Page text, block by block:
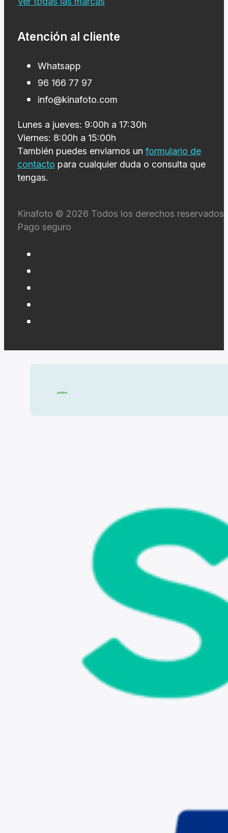
Atención al cliente
Whatsapp
96 166 77 97
info@kinafoto.com
Lunes a jueves: 9:00h a 17:30h
Viernes: 8:00h a 15:00h
También puedes enviarnos un formulario de
contacto para cualquier duda o consulta que
tengas.
Kinafoto © 2026 Todos los derechos reservados
Pago seguro